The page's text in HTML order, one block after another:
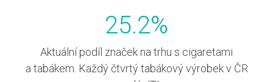
25.2%
Aktuální podíl značek na trhu s cigaretami
a tabákem. Každý čtvrtý tabákový výrobek v ČR